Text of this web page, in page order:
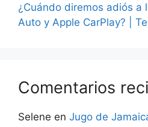
¿Cuándo diremos adiós a
Auto y Apple CarPlay? |
Comentarios
Selene en Jugo de